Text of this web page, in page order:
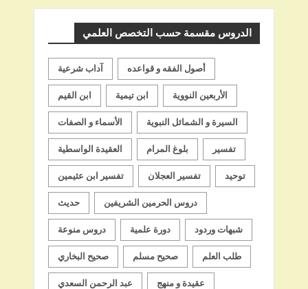
الدروس مقسمة حسب التخصص العلمي
آداب شرعية أصول الفقه و قواعده
ابن القيم ابن تيمية الأربعين النووية
الأسماء و الصفات السيرة و الشمائل النبوية
العقيدة الواسطية بلوغ المرام تفسير
تفسير ابن عثيمين تفسير العجلان توحيد
حديث دروس الحرمين الشريفين
دروس منوعة دورة علمية شبهات وردود
صحيح البخاري صحيح مسلم طلب العلم
عبد الرحمن السعدي عقيدة و منهج